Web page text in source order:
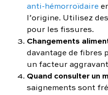
anti-hémorroïdaire
l’origine. Utilisez
pour les fissures.
Changements
davantage de fibres
un facteur
Quand consulter un
saignements sont